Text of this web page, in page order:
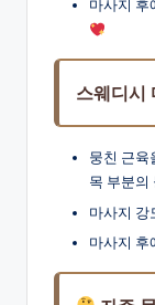
마사지 후
스웨디시
뭉친 근육
목 부분의
마사지 강
마사지 후